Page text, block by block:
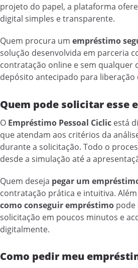
projeto do papel, a plataforma
digital simples e transparente.
Quem procura um empréstimo
solução desenvolvida em parceria
contratação online e sem qualquer
depósito antecipado para liberação
Quem pode solicitar esse
O Empréstimo Pessoal Ciclic está
que atendam aos critérios da
durante a solicitação. Todo o
desde a simulação até a
Quem deseja pegar um
contratação prática e intuitiva.
como conseguir empréstimo pode
solicitação em poucos minutos e
digitalmente.
Como pedir meu